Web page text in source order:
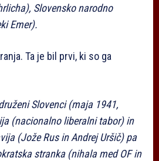
Slovensko narodno
Emer).
Ta je bil prvi, ki so ga
Slovenci (maja 1941,
(nacionalno liberalni tabor) in
(Jože Rus in Andrej Uršič) pa
stranka (nihala med OF in